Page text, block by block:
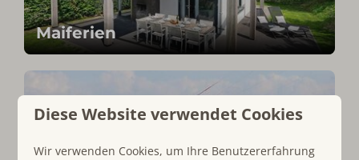
Maiferien
Diese Website verwendet Cookies
Wir verwenden Cookies, um Ihre Benutzererfahrung